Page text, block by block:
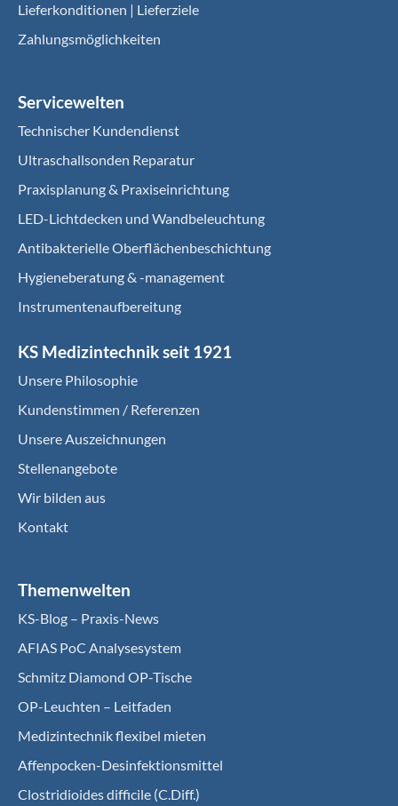
Lieferkonditionen | Lieferziele
Zahlungsmöglichkeiten
Servicewelten
Technischer Kundendienst
Ultraschallsonden Reparatur
Praxisplanung & Praxiseinrichtung
LED-Lichtdecken und Wandbeleuchtung
Antibakterielle Oberflächenbeschichtung
Hygieneberatung & -management
Instrumentenaufbereitung
KS Medizintechnik seit 1921
Unsere Philosophie
Kundenstimmen / Referenzen
Unsere Auszeichnungen
Stellenangebote
Wir bilden aus
Kontakt
Themenwelten
KS-Blog – Praxis-News
AFIAS PoC Analysesystem
Schmitz Diamond OP-Tische
OP-Leuchten – Leitfaden
Medizintechnik flexibel mieten
Affenpocken-Desinfektionsmittel
Clostridioides difficile (C.Diff.)